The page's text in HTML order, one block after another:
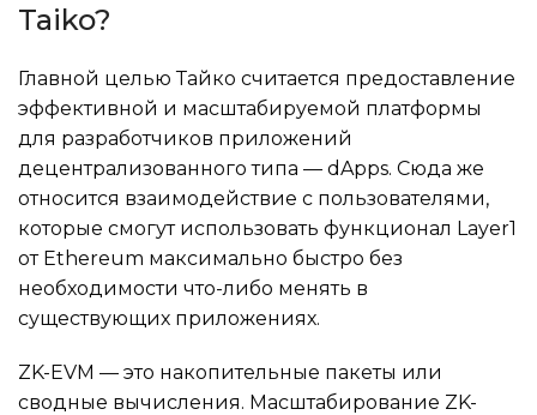
Taiko?
Главной целью Тайко считается предоставление
эффективной и масштабируемой платформы
для разработчиков приложений
децентрализованного типа — dApps. Сюда же
относится взаимодействие с пользователями,
которые смогут использовать функционал Layer1
от Ethereum максимально быстро без
необходимости что-либо менять в
существующих приложениях.
ZK-EVM — это накопительные пакеты или
сводные вычисления. Масштабирование ZK-